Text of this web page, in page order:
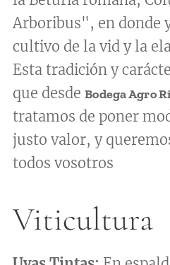
Arboribus", en donde
cultivo de la vid y la
Esta tradición y
que desde BodegaAgro
tratamos de poner
justo valor, y
todos vosotros
Viticultura